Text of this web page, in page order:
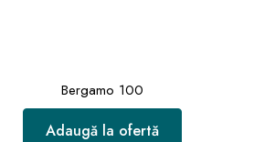
Bergamo 100
Adaugă la ofertă